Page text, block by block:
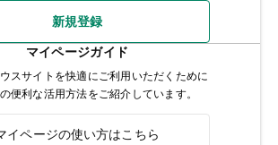
新規登録
マイページガイド
スサイトを快適にご利用いただくために
便利な活用方法をご紹介しています。
イページの使い方はこちら